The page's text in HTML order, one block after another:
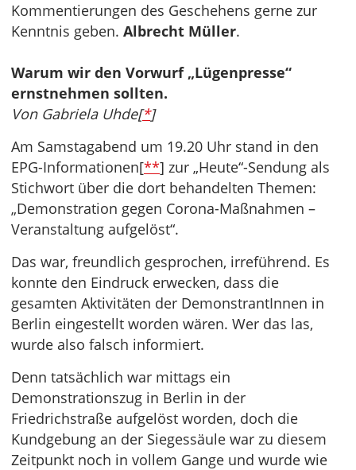
Kommentierungen des Geschehens gerne zur
Kenntnis geben. Albrecht Müller.
Warum wir den Vorwurf „Lügenpresse“
ernstnehmen sollten.
Von Gabriela Uhde[*]
Am Samstagabend um 19.20 Uhr stand in den
EPG-Informationen[**] zur „Heute“-Sendung als
Stichwort über die dort behandelten Themen:
„Demonstration gegen Corona-Maßnahmen –
Veranstaltung aufgelöst“.
Das war, freundlich gesprochen, irreführend. Es
konnte den Eindruck erwecken, dass die
gesamten Aktivitäten der DemonstrantInnen in
Berlin eingestellt worden wären. Wer das las,
wurde also falsch informiert.
Denn tatsächlich war mittags ein
Demonstrationszug in Berlin in der
Friedrichstraße aufgelöst worden, doch die
Kundgebung an der Siegessäule war zu diesem
Zeitpunkt noch in vollem Gange und wurde wie